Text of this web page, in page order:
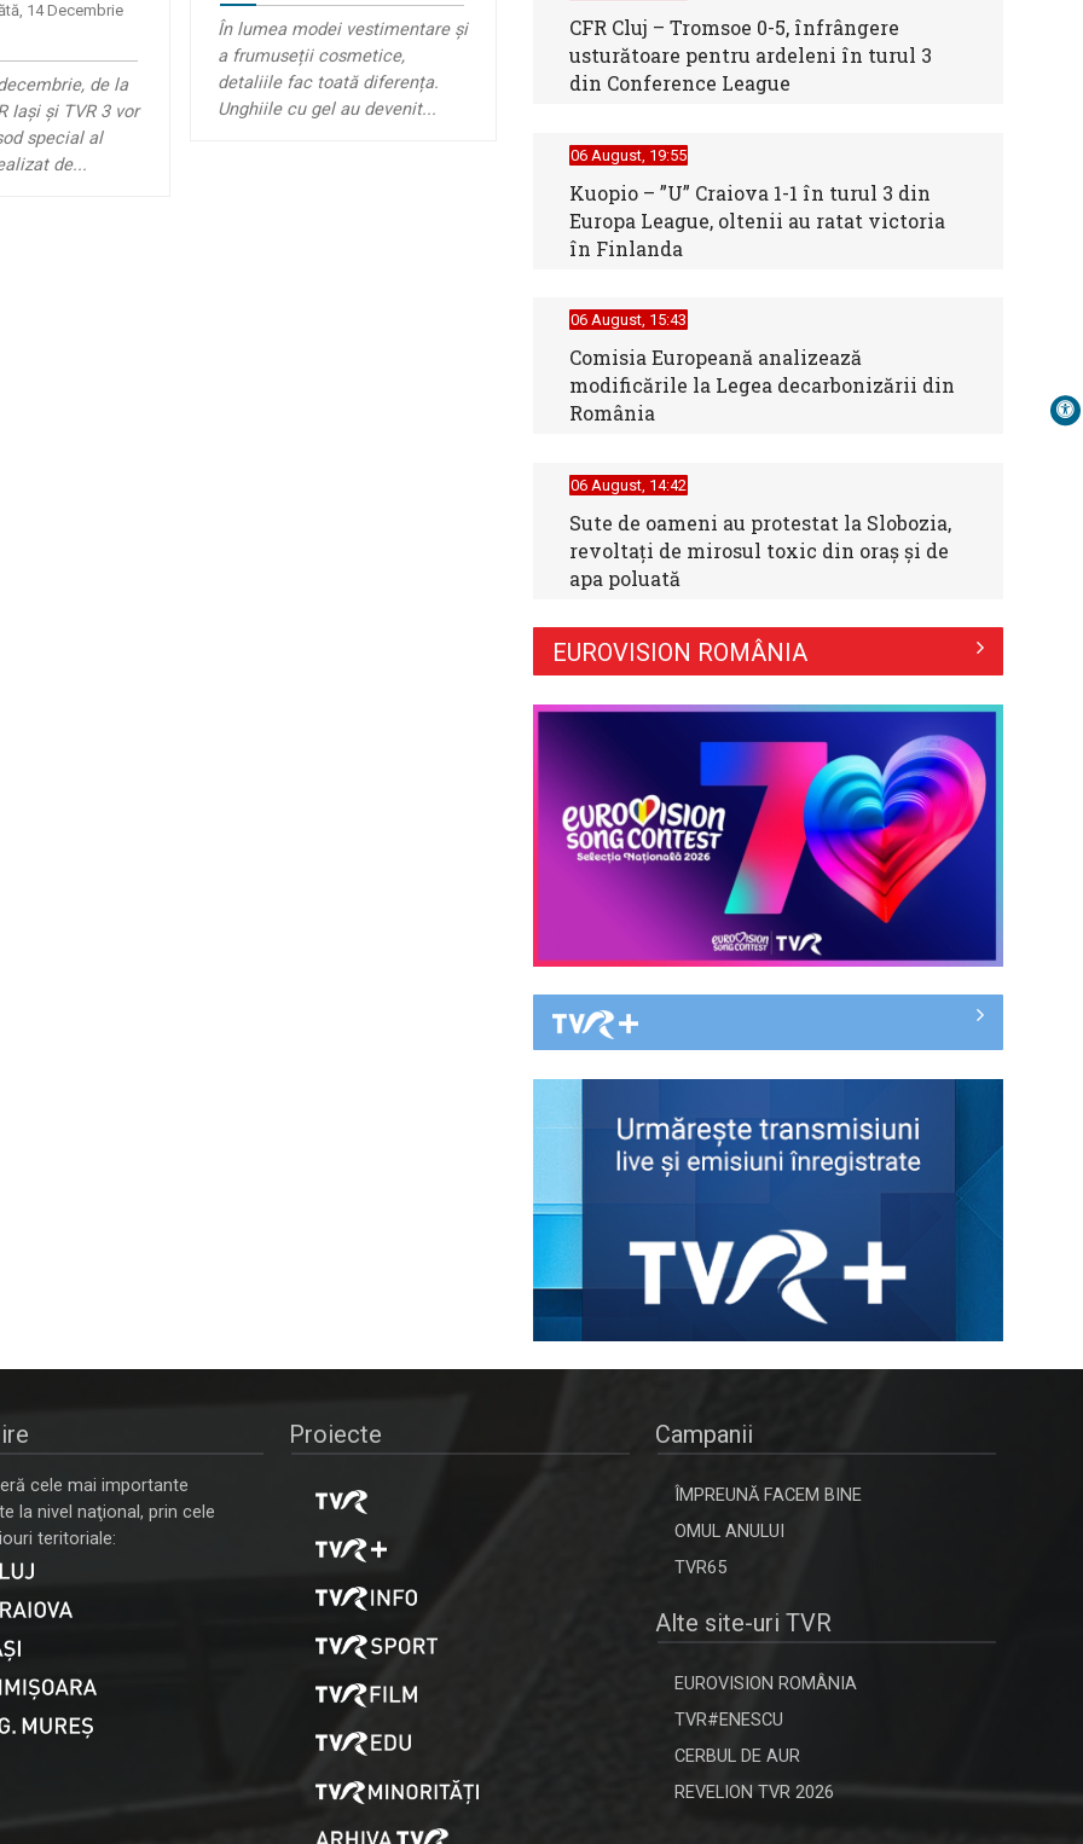
14 Decembrie
de la
Iași și TVR 3 vor
special al
de...
În lumea modei vestimentare și
a frumuseții cosmetice,
detaliile fac toată diferența.
Unghiile cu gel au devenit...
CFR Cluj – Tromsoe 0-5, înfrângere
usturătoare pentru ardeleni în turul 3
din Conference League
06 August, 19:55
Kuopio – ”U” Craiova 1-1 în turul 3 din
Europa League, oltenii au ratat victoria
în Finlanda
06 August, 15:43
Comisia Europeană analizează
modificările la Legea decarbonizării din
România
06 August, 14:42
Sute de oameni au protestat la Slobozia,
revoltați de mirosul toxic din oraș și de
apa poluată
EUROVISION ROMÂNIA
cele mai importante
la nivel naţional, prin cele
teritoriale:
Proiecte Campanii
ÎMPREUNĂ FACEM BINE
OMUL ANULUI
TVR65
Alte site-uri TVR
EUROVISION ROMÂNIA
TVR#ENESCU
CERBUL DE AUR
REVELION TVR 2026